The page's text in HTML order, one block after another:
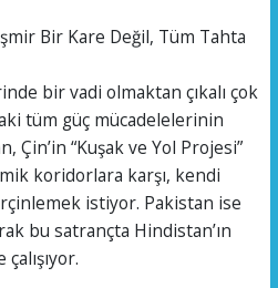
Bir Kare Değil, Tüm Tahta
bir vadi olmaktan çıkalı çok
tüm güç mücadelelerinin
Çin’in “Kuşak ve Yol Projesi”
koridorlara karşı, kendi
istiyor. Pakistan ise
bu satrançta Hindistan’ın